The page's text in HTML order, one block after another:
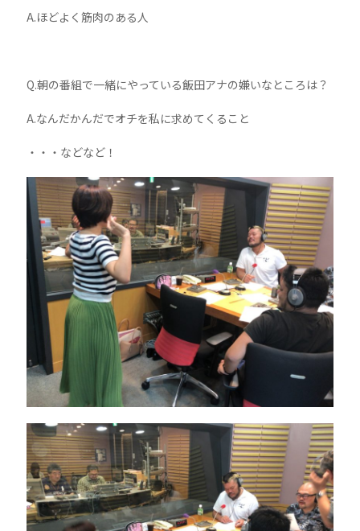
A.ほどよく筋肉のある人
Q.朝の番組で一緒にやっている飯田アナの嫌いなところは？
A.なんだかんだでオチを私に求めてくること
・・・などなど！